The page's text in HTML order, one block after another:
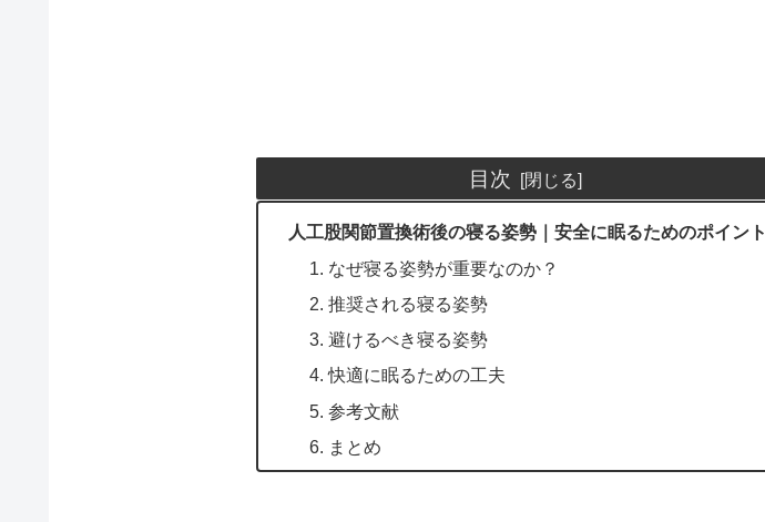
目次
人工股関節置換術後の寝る姿勢｜安全に眠るためのポイント
1. なぜ寝る姿勢が重要なのか？
2. 推奨される寝る姿勢
3. 避けるべき寝る姿勢
4. 快適に眠るための工夫
5. 参考文献
6. まとめ